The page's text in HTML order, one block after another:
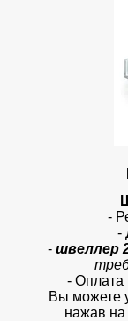
-
-
- швеллер
- Оплата
Вы можете
нажав на